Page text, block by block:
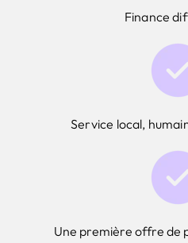
Finance
Service local,
Une première offre de